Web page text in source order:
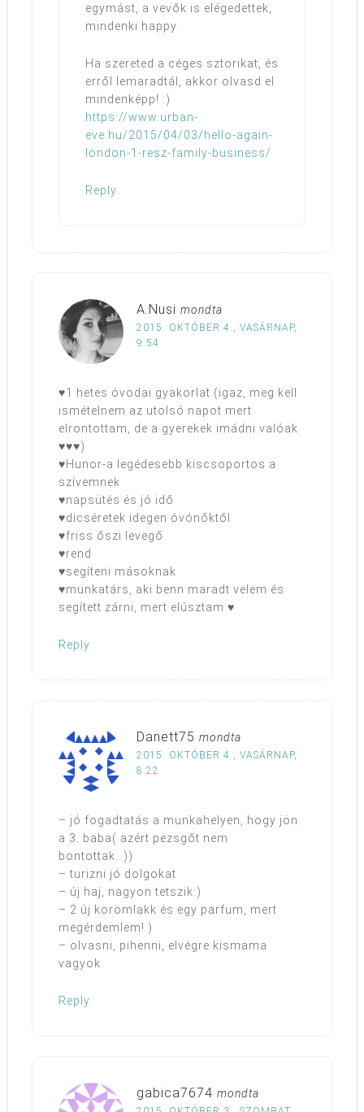
egymást, a vevők is elégedettek,
mindenki happy.
Ha szereted a céges sztorikat, és
erről lemaradtál, akkor olvasd el
mindenképp! :)
https://www.urban-
eve.hu/2015/04/03/hello-again-
london-1-resz-family-business/
Reply
A.Nusi mondta
2015. OKTÓBER 4., VASÁRNAP,
9:54
♥1 hetes óvodai gyakorlat (igaz, meg kell
ismételnem az utolsó napot mert
elrontottam, de a gyerekek imádni valóak
♥♥♥)
♥Hunor-a legédesebb kiscsoportos a
szívemnek
♥napsütés és jó idő
♥dicséretek idegen óvónőktől
♥friss őszi levegő
♥rend
♥segíteni másoknak
♥munkatárs, aki benn maradt velem és
segített zárni, mert elúsztam ♥
Reply
Danett75 mondta
2015. OKTÓBER 4., VASÁRNAP,
8:22
– jó fogadtatás a munkahelyen, hogy jön
a 3. baba( azért pezsgőt nem
bontottak…))
– turizni jó dolgokat
– új haj, nagyon tetszik:)
– 2 új körömlakk és egy parfüm, mert
megérdemlem!:)
– olvasni, pihenni, elvégre kismama
vagyok
Reply
gabica7674 mondta